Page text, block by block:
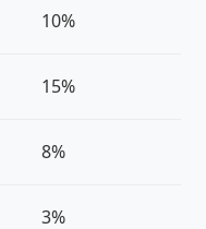
10%
15%
8%
3%